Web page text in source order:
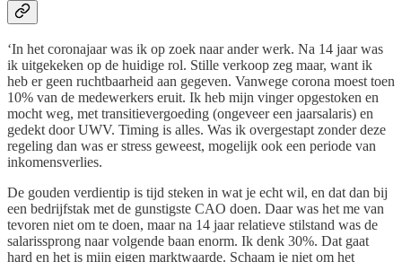
‘In het coronajaar was ik op zoek naar ander werk. Na 14 jaar was
ik uitgekeken op de huidige rol. Stille verkoop zeg maar, want ik
heb er geen ruchtbaarheid aan gegeven. Vanwege corona moest toen
10% van de medewerkers eruit. Ik heb mijn vinger opgestoken en
mocht weg, met transitievergoeding (ongeveer een jaarsalaris) en
gedekt door UWV. Timing is alles. Was ik overgestapt zonder deze
regeling dan was er stress geweest, mogelijk ook een periode van
inkomensverlies.
De gouden verdientip is tijd steken in wat je echt wil, en dat dan bij
een bedrijfstak met de gunstigste CAO doen. Daar was het me van
tevoren niet om te doen, maar na 14 jaar relatieve stilstand was de
salarissprong naar volgende baan enorm. Ik denk 30%. Dat gaat
hard en het is mijn eigen marktwaarde. Schaam je niet om het